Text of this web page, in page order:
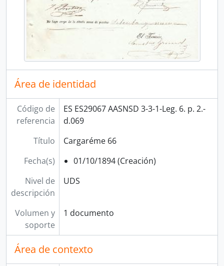
Área de identidad
Código de
referencia
ES ES29067 AASNSD 3-3-1-Leg. 6. p. 2.-
d.069
Título
Cargaréme 66
Fecha(s)
01/10/1894 (Creación)
Nivel de
descripción
UDS
Volumen y
soporte
1 documento
Área de contexto